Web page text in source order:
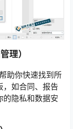
理）
助你快速找到所
，如合同、报告
的隐私和数据安